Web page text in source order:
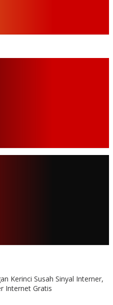
Kerinci Susah Sinyal Interner,
Internet Gratis